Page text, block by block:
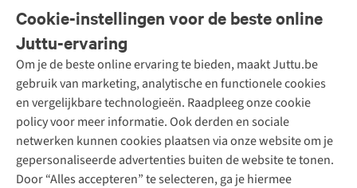
Cookie-instellingen voor de beste online
Juttu-ervaring
Om je de beste online ervaring te bieden, maakt Juttu.be
gebruik van marketing, analytische en functionele cookies
en vergelijkbare technologieën. Raadpleeg onze cookie
policy voor meer informatie. Ook derden en sociale
netwerken kunnen cookies plaatsen via onze website om je
gepersonaliseerde advertenties buiten de website te tonen.
Door “Alles accepteren” te selecteren, ga je hiermee
Bestellen
Betalen
10% studentenkorting
Klarna - achteraf betalen
Levering
Retourneren
Bestelling herroepen
Garantie
Onze diensten
Tweedehands - ReJUsed
Kledingatelier
Personal shopping
Textielbox
Events / workshops
Juttu
Over ons
Juttu Friends
Inspiratie
Werken bij Juttu
Onze winkels
Merken
Nathalie Vleeschouwer
Selected dames
HKLiving
Meld je aan voor de nieuwsbrief